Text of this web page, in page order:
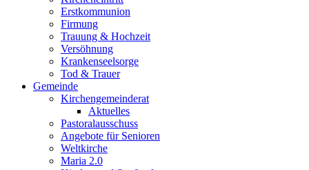
Erstkommunion
Firmung
Trauung & Hochzeit
Versöhnung
Krankenseelsorge
Tod & Trauer
Gemeinde
Kirchengemeinderat
Aktuelles
Pastoralausschuss
Angebote für Senioren
Weltkirche
Maria 2.0